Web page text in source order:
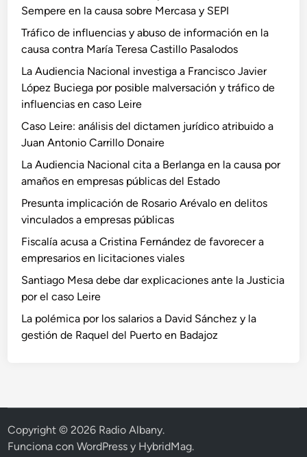
Sempere en la causa sobre Mercasa y SEPI
Tráfico de influencias y abuso de información en la
causa contra María Teresa Castillo Pasalodos
La Audiencia Nacional investiga a Francisco Javier
López Buciega por posible malversación y tráfico de
influencias en caso Leire
Caso Leire: análisis del dictamen jurídico atribuido a
Juan Antonio Carrillo Donaire
La Audiencia Nacional cita a Berlanga en la causa por
amaños en empresas públicas del Estado
Presunta implicación de Rosario Arévalo en delitos
vinculados a empresas públicas
Fiscalía acusa a Cristina Fernández de favorecer a
empresarios en licitaciones viales
Santiago Mesa debe dar explicaciones ante la Justicia
por el caso Leire
La polémica por los salarios a David Sánchez y la
gestión de Raquel del Puerto en Badajoz
Copyright © 2026 Radio Albany.
Funciona conWordPress y HybridMag.